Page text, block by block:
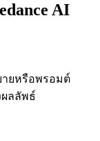
AI
ายหรือพรอมต์
ผลลัพธ์